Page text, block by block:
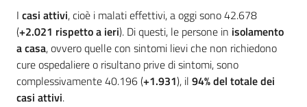
I casi attivi, cioè i malati effettivi, a oggi sono 42.678
(+2.021 rispetto a ieri). Di questi, le persone in isolamento
a casa, ovvero quelle con sintomi lievi che non richiedono
cure ospedaliere o risultano prive di sintomi, sono
complessivamente 40.196 (+1.931), il 94% del totale dei
casi attivi.